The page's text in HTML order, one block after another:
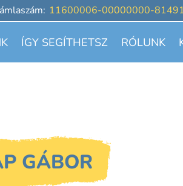
11600006-00000000-
ÍGY SEGÍTHETSZ RÓLUNK
GÁBOR